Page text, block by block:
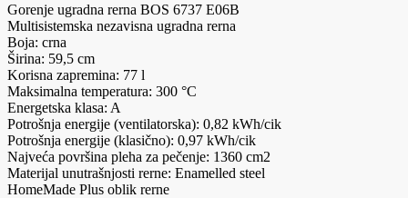
Gorenje ugradna rerna BOS 6737 E06B
Multisistemska nezavisna ugradna rerna
Boja: crna
Širina: 59,5 cm
Korisna zapremina: 77 l
Maksimalna temperatura: 300 °C
Energetska klasa: A
Potrošnja energije (ventilatorska): 0,82 kWh/cik
Potrošnja energije (klasično): 0,97 kWh/cik
Najveća površina pleha za pečenje: 1360 cm2
Materijal unutrašnjosti rerne: Enamelled steel
HomeMade Plus oblik rerne